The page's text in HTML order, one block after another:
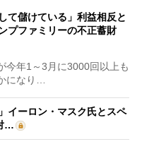
て儲けている」利益相反と
プファミリーの不正蓄財
年1～3月に3000回以上も
になり…
イーロン・マスク氏とスペ
…